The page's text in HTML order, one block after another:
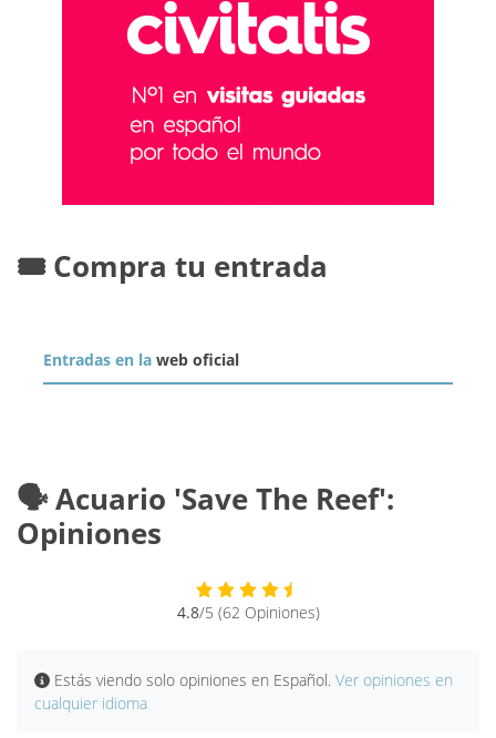
🎟️ Compra tu entrada
Entradas en la web oficial
🗣️ Acuario 'Save The Reef':
Opiniones
4.8/5 (62 Opiniones)
Estás viendo solo opiniones en Español. Ver opiniones en
cualquier idioma